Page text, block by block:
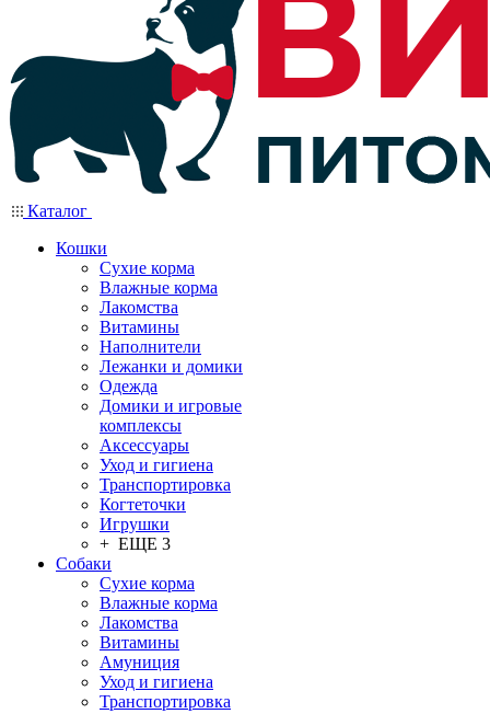
Каталог
Кошки
Сухие корма
Влажные корма
Лакомства
Витамины
Наполнители
Лежанки и домики
Одежда
Домики и игровые
комплексы
Аксессуары
Уход и гигиена
Транспортировка
Когтеточки
Игрушки
+ ЕЩЕ 3
Собаки
Сухие корма
Влажные корма
Лакомства
Витамины
Амуниция
Уход и гигиена
Транспортировка